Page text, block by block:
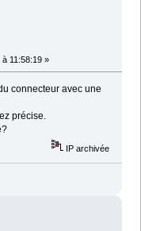
11:58:19 »
connecteur avec une
précise.
IP archivée